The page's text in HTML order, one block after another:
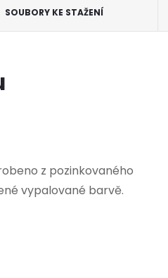
SOUBORY KE STAŽENÍ
z pozinkovaného
vypalované barvě.